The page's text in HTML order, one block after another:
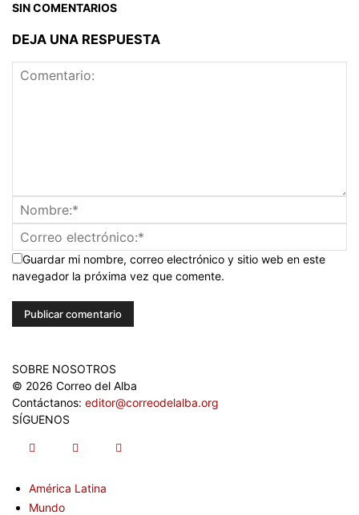
SIN COMENTARIOS
DEJA UNA RESPUESTA
Guardar mi nombre, correo electrónico y sitio web en este
navegador la próxima vez que comente.
SOBRE NOSOTROS
© 2026 Correo del Alba
Contáctanos: editor@correodelalba.org
SÍGUENOS
América Latina
Mundo